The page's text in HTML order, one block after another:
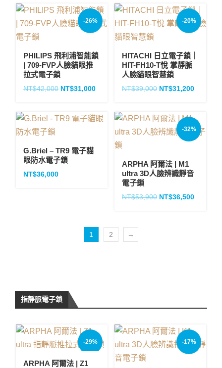
-26%
PHILIPS 飛利浦智能鎖
| 709-FVP人臉貓眼推
拉式電子鎖
NT$42,000 NT$31,000
-20%
HITACHI 日立電子鎖｜
HIT-FH10-T悅 掌靜脈
人臉貓眼智慧鎖
NT$39,000 NT$31,200
G.Briel – TR9 電子貓
眼防水電子鎖
NT$36,000
-32%
ARPHA 阿爾法 | M1
ultra 3D人臉辨識靜音
電子鎖
NT$53,900 NT$36,500
1 2 →
指靜脈電子鎖
-29%
ARPHA 阿爾法 | Z1
-17%